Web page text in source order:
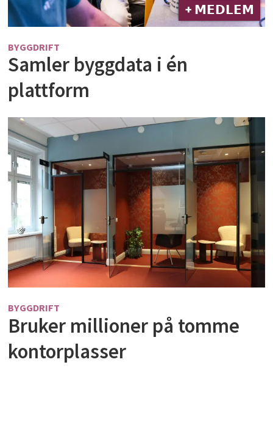
+ 𝗠𝗘𝗗𝗟𝗘𝗠
BYGGDRIFT
Samler byggdata i én
plattform
BYGGDRIFT
Bruker millioner på tomme
kontorplasser